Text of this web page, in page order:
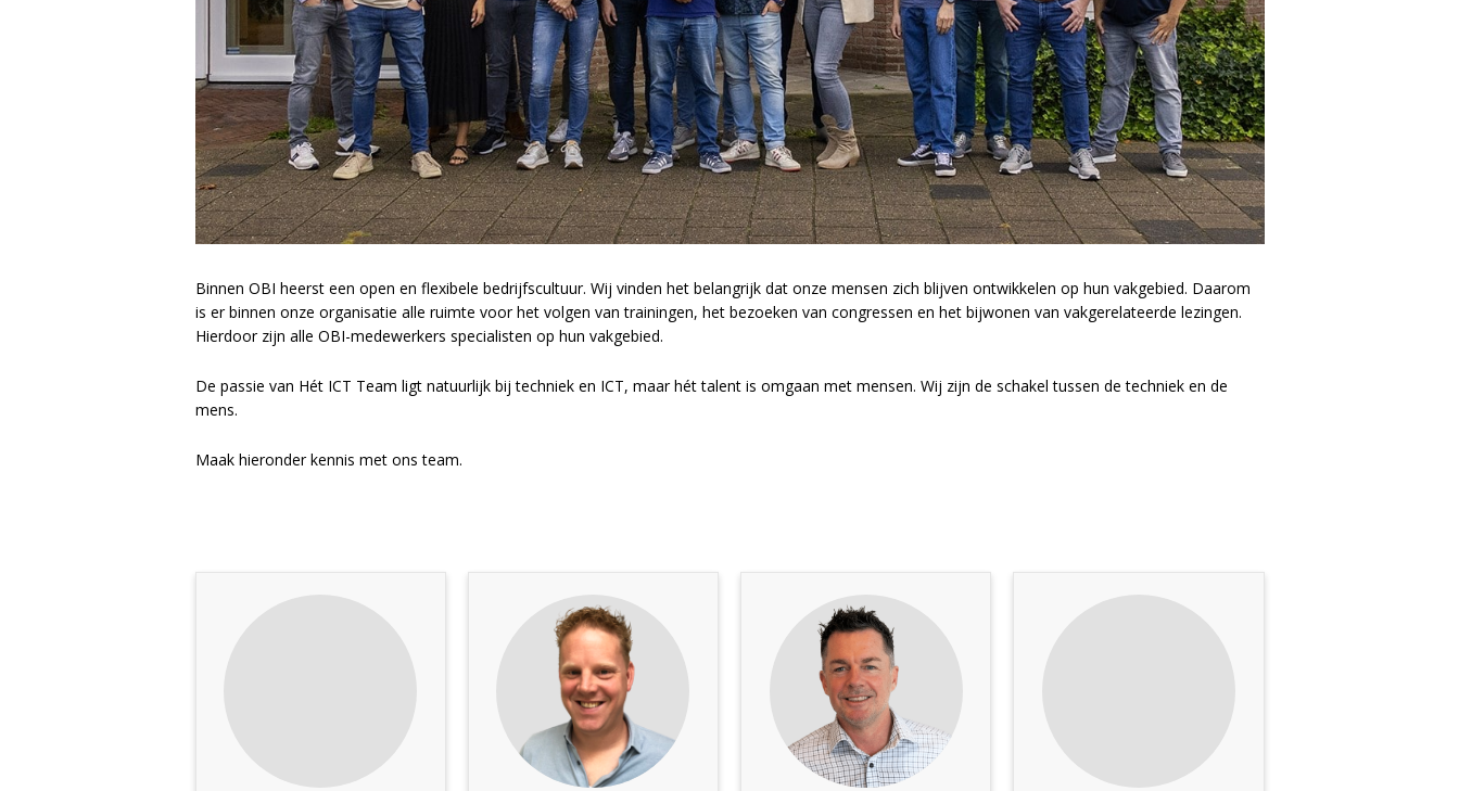
Binnen OBI heerst een open en flexibele bedrijfscultuur. Wij vinden het belangrijk dat onze mensen zich blijven ontwikkelen op hun vakgebied. Daarom
is er binnen onze organisatie alle ruimte voor het volgen van trainingen, het bezoeken van congressen en het bijwonen van vakgerelateerde lezingen.
Hierdoor zijn alle OBI-medewerkers specialisten op hun vakgebied.
De passie van Hét ICT Team ligt natuurlijk bij techniek en ICT, maar hét talent is omgaan met mensen. Wij zijn de schakel tussen de techniek en de
mens.
Maak hieronder kennis met ons team.